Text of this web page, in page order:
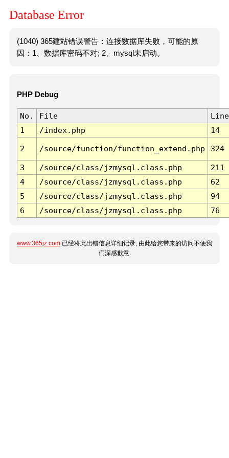
Database Error
(1040) 365建站错误警告：连接数据库失败，可能的原
因：1、数据库密码不对; 2、mysql未启动。
PHP Debug
No. File
Line
1
/index.php 14
2 /source/function/function_extend.php 324
3 /source/class/jzmysql.class.php
211
4
/source/class/jzmysql.class.php
62
5
/source/class/jzmysql.class.php
94
6
/source/class/jzmysql.class.php 76
www.365jz.com 已经将此出错信息详细记录, 由此给您带来的访问不便我
们深感歉意.